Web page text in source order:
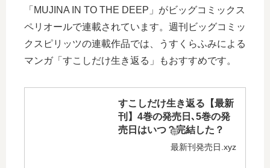
「MUJINA IN TO THE DEEP」がビッグコミックス
ペリオールで連載されています。週刊ビッグコミッ
クスピリッツの連載作品では、うすくらふみによる
マンガ「すこしだけ生き返る」もおすすめです。
すこしだけ生き返る【最新
刊】4巻の発売日､5巻の発
売日はいつ？完結した？
最新刊発売日.xyz